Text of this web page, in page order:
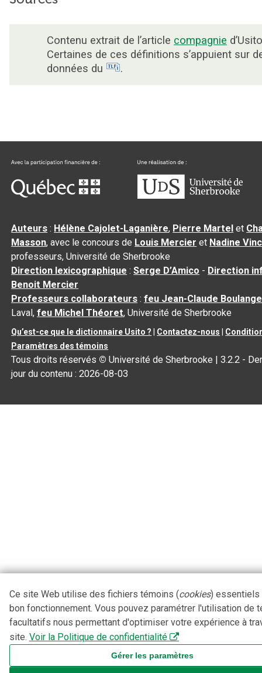
Contenu extrait de l’article compagnie
Certaines de ces définitions s’appuient sur
données du
.
Auteurs : Hélène Cajolet-Laganière, Pierre Martel et
Masson, avec le concours de Louis Mercier et Nadine
professeurs, Université de Sherbrooke
Direction lexicographique :Serge D’Amico - Direction
Benoit Mercier
Professeurs collaborateurs :feu Jean-Claude
Laval,feu Michel Théoret, Université de Sherbrooke
Qu’est-ce que le dictionnaire Usito ? Contactez-nous
Paramètres des témoins
Tous droits réservés © Université de Sherbrooke |3.2.2 -
jour du contenu :2026-08-03
Ce site Web utilise des fichiers témoins (cookies) essentiels
bon fonctionnement. Vous pouvez paramétrer l'utilisation de
facultatifs nous permettant d'optimiser votre expérience à
site. Voir la Politique de confidentialité
Gérer les paramètres